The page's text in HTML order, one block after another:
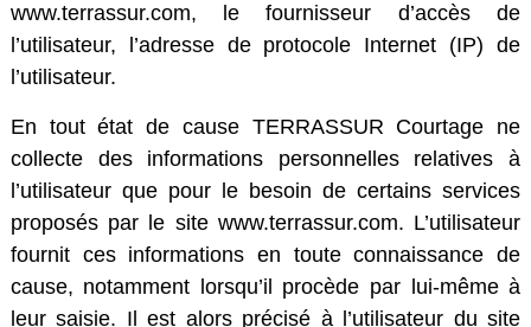
www.terrassur.com, le fournisseur d’accès de
l’utilisateur, l’adresse de protocole Internet (IP) de
l’utilisateur.
En tout état de cause TERRASSUR Courtage ne
collecte des informations personnelles relatives à
l’utilisateur que pour le besoin de certains services
proposés par le site www.terrassur.com. L’utilisateur
fournit ces informations en toute connaissance de
cause, notamment lorsqu’il procède par lui-même à
leur saisie. Il est alors précisé à l’utilisateur du site